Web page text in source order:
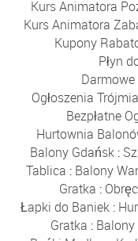
Kurs Animatora
Kurs Animatora
Kupony
Płyn
Ogłoszenia
Bezpłatne
Hurtownia
Balony Gdańsk :
Tablica : Balony
Gratka :
Łapki do Baniek:
Gratka :